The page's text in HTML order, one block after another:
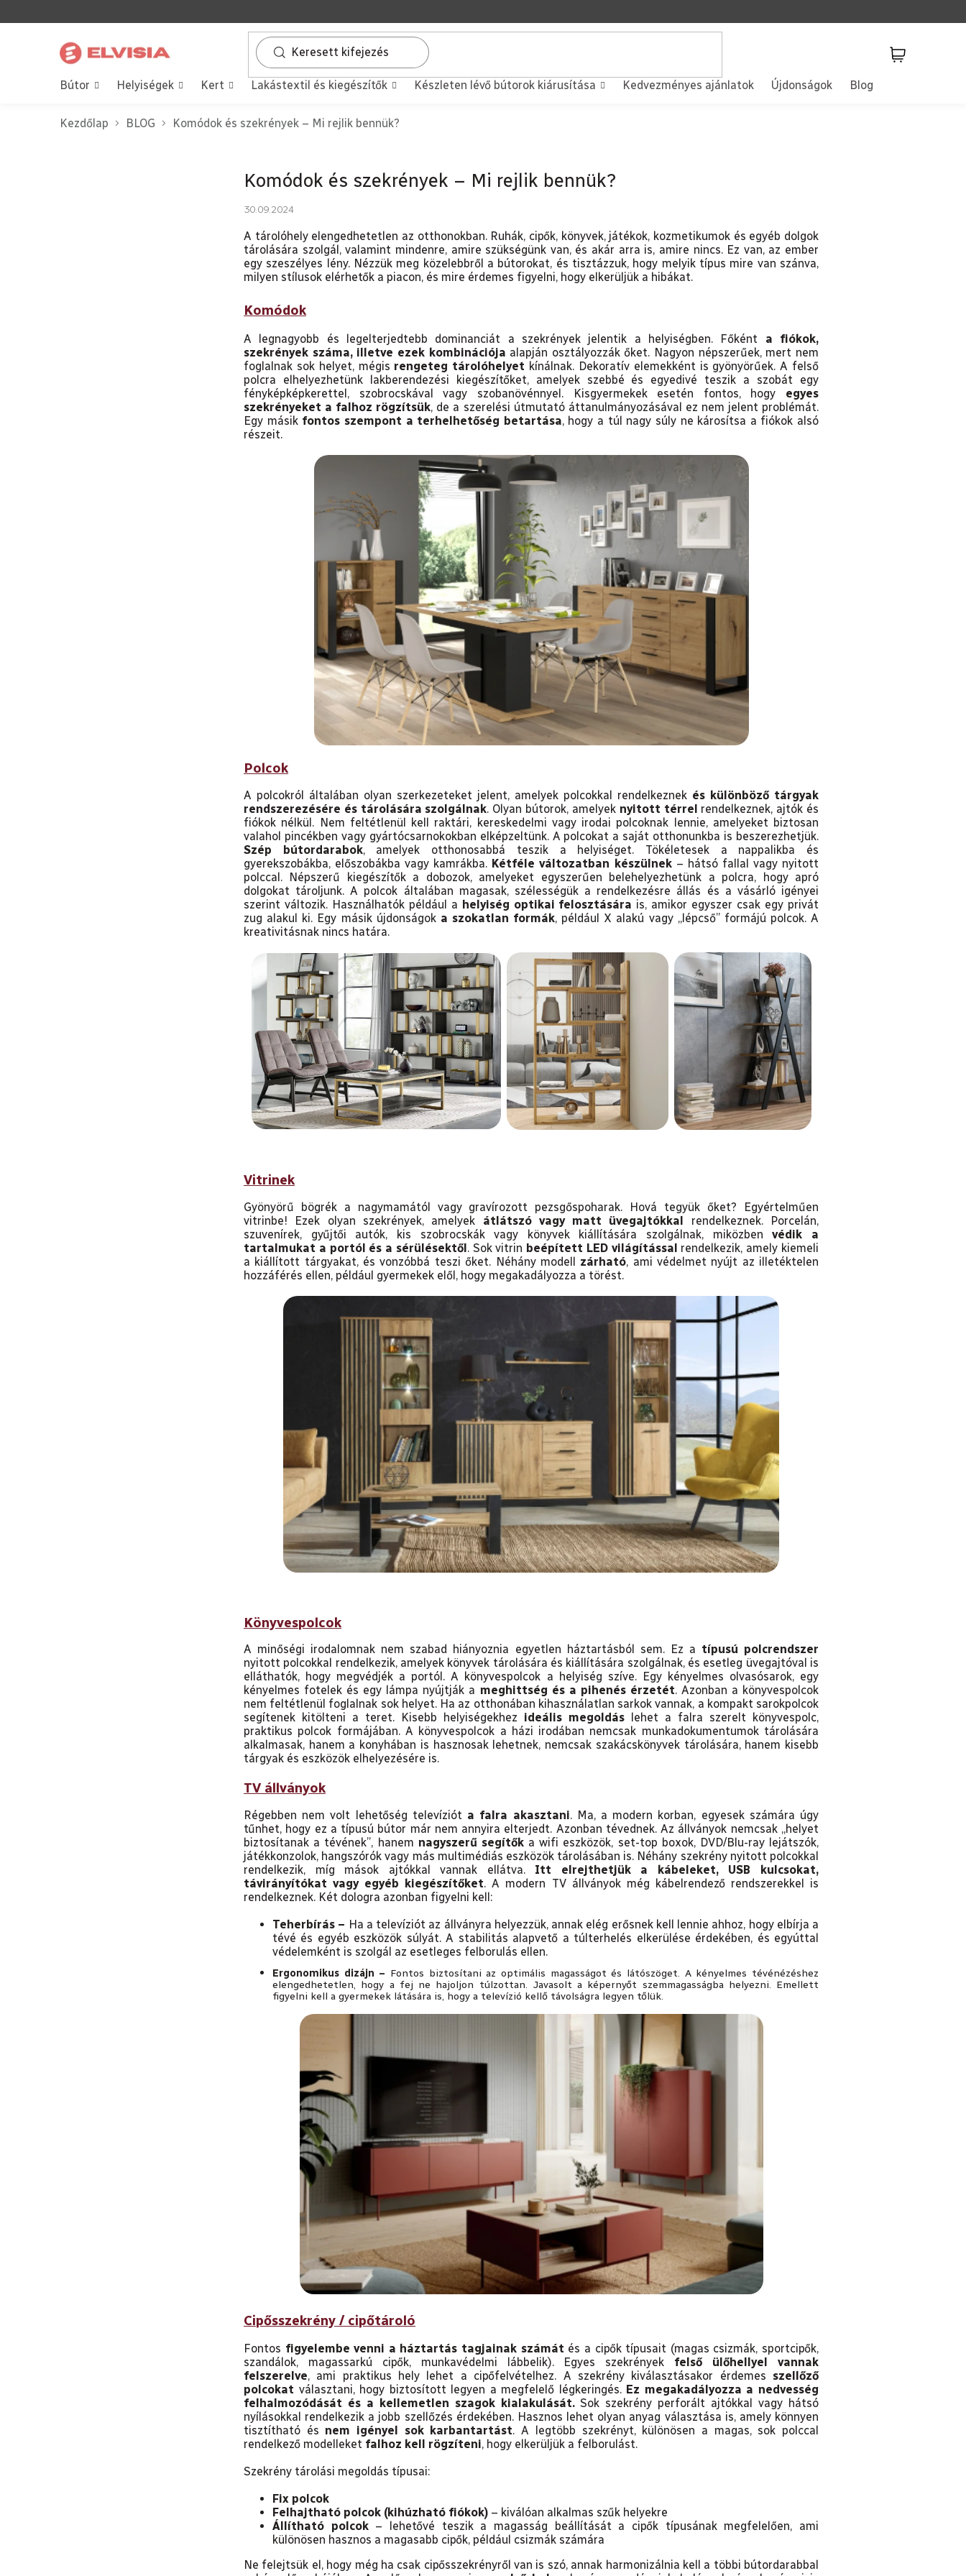
a
tartalomhoz
Bútor Helyiségek Kert Lakástextil és kiegészítők Készleten lévő bútorok kiárusítása Kedvezményes ajánlatok Újdonságok Blog
Kezdőlap BLOG Komódok és szekrények – Mi rejlik bennük?
Komódok és szekrények – Mi rejlik bennük?
30.09.2024
A tárolóhely elengedhetetlen az otthonokban. Ruhák, cipők, könyvek, játékok, kozmetikumok és egyéb dolgok
tárolására szolgál, valamint mindenre, amire szükségünk van, és akár arra is, amire nincs. Ez van, az ember
egy szeszélyes lény. Nézzük meg közelebbről a bútorokat, és tisztázzuk, hogy melyik típus mire van szánva,
milyen stílusok elérhetők a piacon, és mire érdemes figyelni, hogy elkerüljük a hibákat.
Komódok
A legnagyobb és legelterjedtebb dominanciát a szekrények jelentik a helyiségben. Főként a fiókok,
szekrények száma, illetve ezek kombinációja alapján osztályozzák őket. Nagyon népszerűek, mert nem
foglalnak sok helyet, mégisrengeteg tárolóhelyet kínálnak. Dekoratív elemekként is gyönyörűek. A felső
polcra elhelyezhetünk lakberendezési kiegészítőket, amelyek szebbé és egyedivé teszik a szobát egy
fényképképkerettel, szobrocskával vagy szobanövénnyel. Kisgyermekek esetén fontos, hogy egyes
szekrényeket a falhoz rögzítsük, de a szerelési útmutató áttanulmányozásával ez nem jelent problémát.
Egy másik fontos szempont a terhelhetőség betartása, hogy a túl nagy súly ne károsítsa a fiókok alsó
részeit.
Polcok
A polcokról általában olyan szerkezeteket jelent, amelyek polcokkal rendelkeznek és különböző tárgyak
rendszerezésére és tárolására szolgálnak. Olyan bútorok, amelyek nyitott térrel rendelkeznek, ajtók és
fiókok nélkül. Nem feltétlenül kell raktári, kereskedelmi vagy irodai polcoknak lennie, amelyeket biztosan
valahol pincékben vagy gyártócsarnokokban elképzeltünk. A polcokat a saját otthonunkba is beszerezhetjük.
Szép bútordarabok, amelyek otthonosabbá teszik a helyiséget. Tökéletesek a nappalikba és
gyerekszobákba, előszobákba vagy kamrákba. Kétféle változatban készülnek– hátsó fallal vagy nyitott
polccal. Népszerű kiegészítők a dobozok, amelyeket egyszerűen belehelyezhetünk a polcra, hogy apró
dolgokat tároljunk. A polcok általában magasak, szélességük a rendelkezésre állás és a vásárló igényei
szerint változik. Használhatók például a helyiség optikai felosztására is, amikor egyszer csak egy privát
zug alakul ki. Egy másik újdonságok a szokatlan formák, például X alakú vagy „lépcső” formájú polcok. A
kreativitásnak nincs határa.
Vitrinek
Gyönyörű bögrék a nagymamától vagy gravírozott pezsgőspoharak. Hová tegyük őket? Egyértelműen
vitrinbe! Ezek olyan szekrények, amelyek átlátszó vagy matt üvegajtókkal rendelkeznek. Porcelán,
szuvenírek, gyűjtői autók, kis szobrocskák vagy könyvek kiállítására szolgálnak, miközbenvédik a
tartalmukat a portól és a sérülésektől. Sok vitrin beépített LED világítással rendelkezik, amely kiemeli
a kiállított tárgyakat, és vonzóbbá teszi őket. Néhány modell zárható, ami védelmet nyújt az illetéktelen
hozzáférés ellen, például gyermekek elől, hogy megakadályozza a törést.
Könyvespolcok
A minőségi irodalomnak nem szabad hiányoznia egyetlen háztartásból sem. Ez a típusú polcrendszer
nyitott polcokkal rendelkezik, amelyek könyvek tárolására és kiállítására szolgálnak, és esetleg üvegajtóval is
elláthatók, hogy megvédjék a portól. A könyvespolcok a helyiség szíve. Egy kényelmes olvasósarok, egy
kényelmes fotelek és egy lámpa nyújtják a meghittség és a pihenés érzetét. Azonban a könyvespolcok
nem feltétlenül foglalnak sok helyet. Ha az otthonában kihasználatlan sarkok vannak, a kompakt sarokpolcok
segítenek kitölteni a teret. Kisebb helyiségekhez ideális megoldás lehet a falra szerelt könyvespolc,
praktikus polcok formájában. A könyvespolcok a házi irodában nemcsak munkadokumentumok tárolására
alkalmasak, hanem a konyhában is hasznosak lehetnek, nemcsak szakácskönyvek tárolására, hanem kisebb
tárgyak és eszközök elhelyezésére is.
TV állványok
Régebben nem volt lehetőség televíziót a falra akasztani. Ma, a modern korban, egyesek számára úgy
tűnhet, hogy ez a típusú bútor már nem annyira elterjedt. Azonban tévednek. Az állványok nemcsak „helyet
biztosítanak a tévének”, hanem nagyszerű segítőka wifi eszközök, set-top boxok, DVD/Blu-ray lejátszók,
játékkonzolok, hangszórók vagy más multimédiás eszközök tárolásában is. Néhány szekrény nyitott polcokkal
rendelkezik, míg mások ajtókkal vannak ellátva. Itt elrejthetjük a kábeleket, USB kulcsokat,
távirányítókat vagy egyéb kiegészítőket. A modern TV állványok még kábelrendező rendszerekkel is
rendelkeznek. Két dologra azonban figyelni kell:
Teherbírás – Ha a televíziót az állványra helyezzük, annak elég erősnek kell lennie ahhoz, hogy elbírja a
tévé és egyéb eszközök súlyát. A stabilitás alapvető a túlterhelés elkerülése érdekében, és egyúttal
védelemként is szolgál az esetleges felborulás ellen.
Ergonomikus dizájn – Fontos biztosítani az optimális magasságot és látószöget. A kényelmes tévénézéshez
elengedhetetlen, hogy a fej ne hajoljon túlzottan. Javasolt a képernyőt szemmagasságba helyezni. Emellett
figyelni kell a gyermekek látására is, hogy a televízió kellő távolságra legyen tőlük.
Cipősszekrény / cipőtároló
Fontos figyelembe venni a háztartás tagjainak számát és a cipők típusait (magas csizmák, sportcipők,
szandálok, magassarkú cipők, munkavédelmi lábbelik). Egyes szekrények felső ülőhellyel vannak
felszerelve, ami praktikus hely lehet a cipőfelvételhez. A szekrény kiválasztásakor érdemes szellőző
polcokat választani, hogy biztosított legyen a megfelelő légkeringés. Ez megakadályozza a nedvesség
felhalmozódását és a kellemetlen szagok kialakulását.Sok szekrény perforált ajtókkal vagy hátsó
nyílásokkal rendelkezik a jobb szellőzés érdekében. Hasznos lehet olyan anyag választása is, amely könnyen
tisztítható ésnem igényel sok karbantartást. A legtöbb szekrényt, különösen a magas, sok polccal
rendelkező modelleket falhoz kell rögzíteni, hogy elkerüljük a felborulást.
Szekrény tárolási megoldás típusai:
Fix polcok
Felhajtható polcok (kihúzható fiókok) – kiválóan alkalmas szűk helyekre
Állítható polcok– lehetővé teszik a magasság beállítását a cipők típusának megfelelően, ami
különösen hasznos a magasabb cipők, például csizmák számára
Ne felejtsük el, hogy még ha csak cipősszekrényről van is szó, annak harmonizálnia kell a többi bútordarabbal
2 500 Ftaz első
vásárlásra
Különleges juttatásokat szeretnék
személyes adatok kezelésének alapelvei